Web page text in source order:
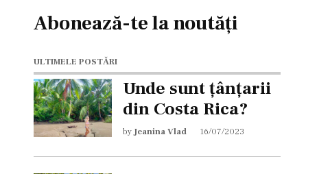
Abonează-te la noutăți
ULTIMELE POSTĂRI
Unde sunt țânțarii
din Costa Rica?
by Jeanina Vlad 16/07/2023